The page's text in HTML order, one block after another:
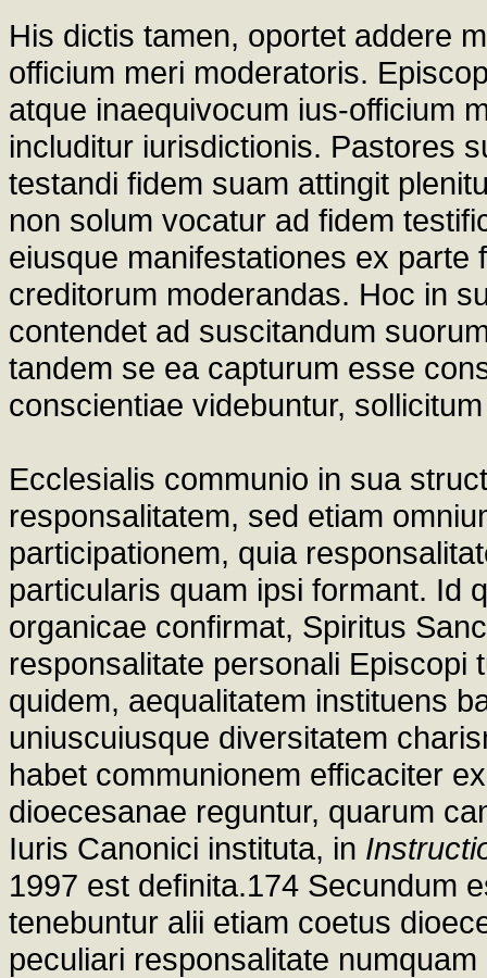
His dictis tamen, oportet addere
officium meri moderatoris.
atque inaequivocum ius-officium
includitur iurisdictionis. Pastores
testandi fidem suam attingit
non solum vocatur ad fidem
eiusque manifestationes ex
creditorum moderandas. Hoc in
contendet ad suscitandum
tandem se ea capturum esse
conscientiae videbuntur,
Ecclesialis communio in sua
responsalitatem, sed etiam
participationem, quia
particularis quam ipsi formant. Id
organicae confirmat, Spiritus
responsalitate personali Episcopi
quidem, aequalitatem instituens
uniuscuiusque diversitatem
habet communionem efficaciter
dioecesanae reguntur, quarum
Iuris Canonici instituta, in
1997 est definita.174 Secundum
tenebuntur alii etiam coetus
peculiari responsalitate